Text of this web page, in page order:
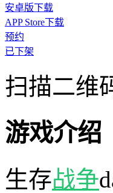
安卓版下载
APP Store下载
预约
已下架
扫描二维
游戏介绍
生存战争